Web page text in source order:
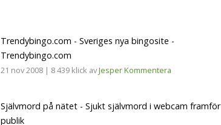
Trendybingo.com - Sveriges nya bingosite -
Trendybingo.com
21 nov 2008 | 8 439 klick avJesperKommentera
Självmord på nätet - Sjukt självmord i webcam framför
publik